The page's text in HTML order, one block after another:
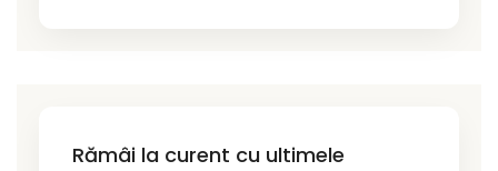
Rămâi la curent cu ultimele